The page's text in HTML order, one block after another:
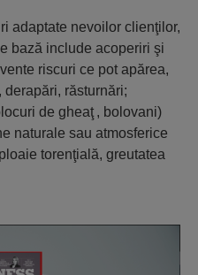
adaptate nevoilor clienţilor,
bază include acoperiri şi
riscuri ce pot apărea,
răsturnări;
de gheaţ⁠ , bolovani)
naturale sau atmosferice
torenţială, greutatea